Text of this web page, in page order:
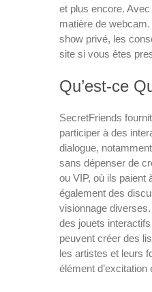
et plus encore.
matière de
show privé, les
site si vous êtes
Qu’est-ce
SecretFriends
participer à des
dialogue,
sans dépenser de
ou VIP, où ils paient
également des
visionnage
des jouets
peuvent créer des
les artistes et leurs
élément